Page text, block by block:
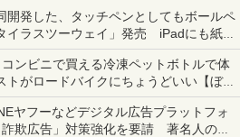
開発した、タッチペンとしてもボールペ
イラスツーウェイ」発売 iPadにも紙に
める
ンビニで買える冷凍ペットボトルで体
がロードバイクにちょうどいい【ぼっ
】【空いた時間でなにしてる？】
ヤフーなどデジタル広告プラットフォ
欺広告」対策強化を要請 著名人の写